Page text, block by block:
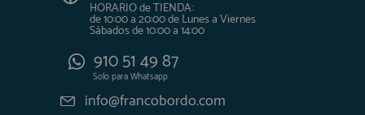
HORARIO de TIENDA:
de 10:00 a 20:00 de Lunes a Viernes
Sábados de 10:00 a 14:00
910 51 49 87
Solo paraWhatsapp
info@francobordo.com